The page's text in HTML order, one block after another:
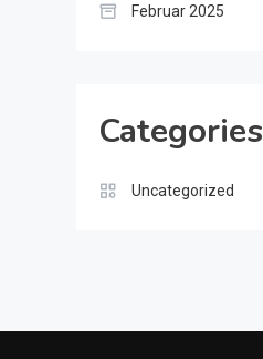
Februar 2025
Categories
Uncategorized